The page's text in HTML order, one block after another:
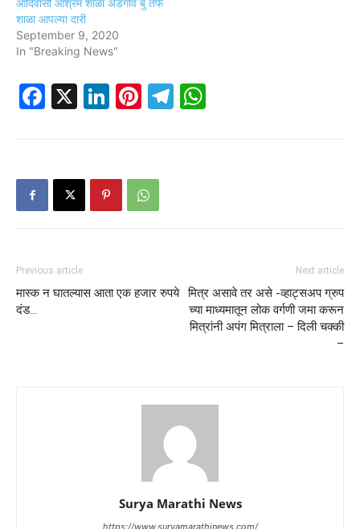
आदिवासी आश्रम शाळा अडगांव बु तर्फे
शाळा आपल्या दारी
September 9, 2020
In "Breaking News"
Facebook
X LinkedIn
Pinterest
Telegram
Previous article
मास्क न घातल्यास आता एक हजार रुपये
दंड…
Next article
मित्र असावे तर असे -व्हाट्सअप ग्रुप
च्या माध्यमातून लोक वर्गणी जमा करून
मित्रांनी अपंग मित्राला – दिली चक्की
–
Surya Marathi News
https://www.suryamarathinews.com/